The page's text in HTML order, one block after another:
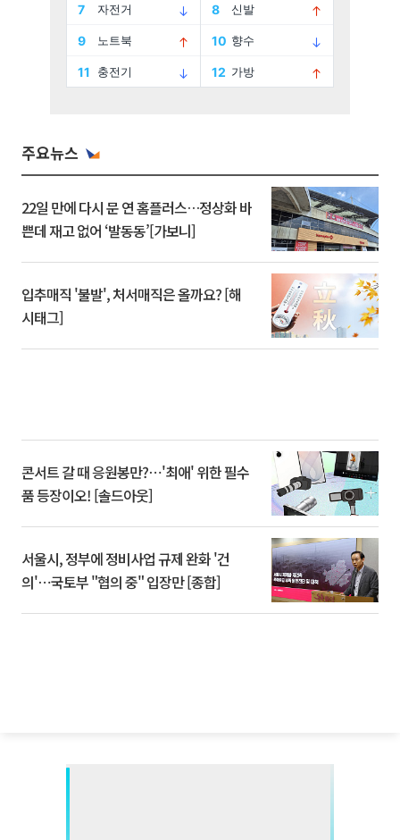
주요뉴스
22일 만에 다시 문 연 홈플러스…정상화 바
쁜데 재고 없어 ‘발동동’[가보니]
입추매직 '불발', 처서매직은 올까요? [해
시태그]
콘서트 갈 때 응원봉만?⋯'최애' 위한 필수
품 등장이오! [솔드아웃]
서울시, 정부에 정비사업 규제 완화 '건
의'⋯국토부 "협의 중" 입장만 [종합]